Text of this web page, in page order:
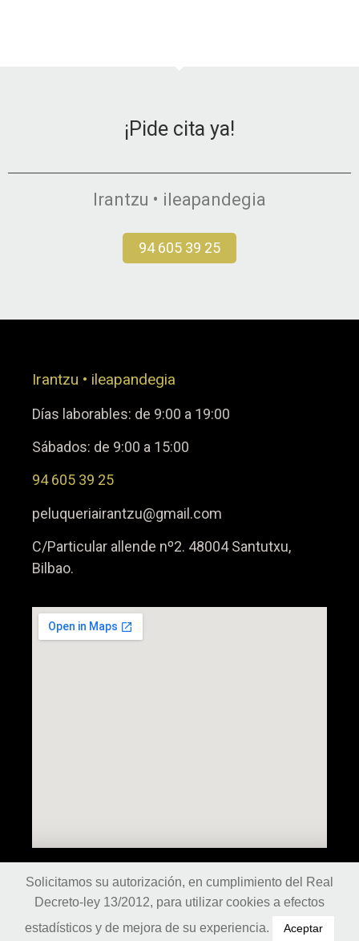
¡Pide cita ya!
Irantzu • ileapandegia
94 605 39 25
Irantzu • ileapandegia
Días laborables: de 9:00 a 19:00
Sábados: de 9:00 a 15:00
94 605 39 25
peluqueriairantzu@gmail.com
C/Particular allende nº2. 48004 Santutxu,
Bilbao.
Síguenos
Política de cookies|Política de privacidad| Aviso legal
Solicitamos su autorización, en cumplimiento del Real
Decreto-ley 13/2012, para utilizar cookies a efectos
estadísticos y de mejora de su experiencia.
Aceptar